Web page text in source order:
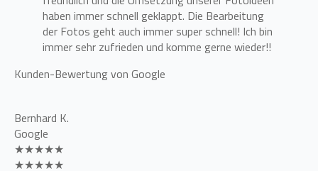
haben immer schnell geklappt. Die Bearbeitung
der Fotos geht auch immer super schnell! Ich bin
immer sehr zufrieden und komme gerne wieder!!
Kunden-Bewertung von Google
Bernhard K.
Google
★★★★★
★★★★★